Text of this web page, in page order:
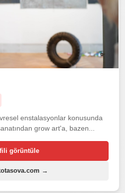
enstalasyonlar konusunda
grow art'a, bazen...
görüntüle
→